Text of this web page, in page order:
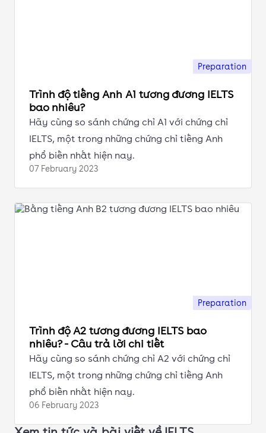
Preparation
Trình độ tiếng Anh A1 tương đương IELTS
bao nhiêu?
Hãy cùng so sánh chứng chỉ A1 với chứng chỉ
IELTS, một trong những chứng chỉ tiếng Anh
phổ biến nhất hiện nay.
07 February 2023
Preparation
Trình độ A2 tương đương IELTS bao
nhiêu? - Câu trả lời chi tiết
Hãy cùng so sánh chứng chỉ A2 với chứng chỉ
IELTS, một trong những chứng chỉ tiếng Anh
phổ biến nhất hiện nay.
06 February 2023